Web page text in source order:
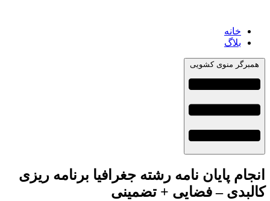
خانه
بلاگ
همبرگر منوی کشویی
انجام پایان نامه رشته جغرافیا برنامه ریزی
کالبدی – فضایی + تضمینی